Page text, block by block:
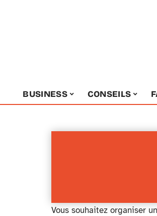
BUSINESS CONSEILS
Vous souhaitez organiser